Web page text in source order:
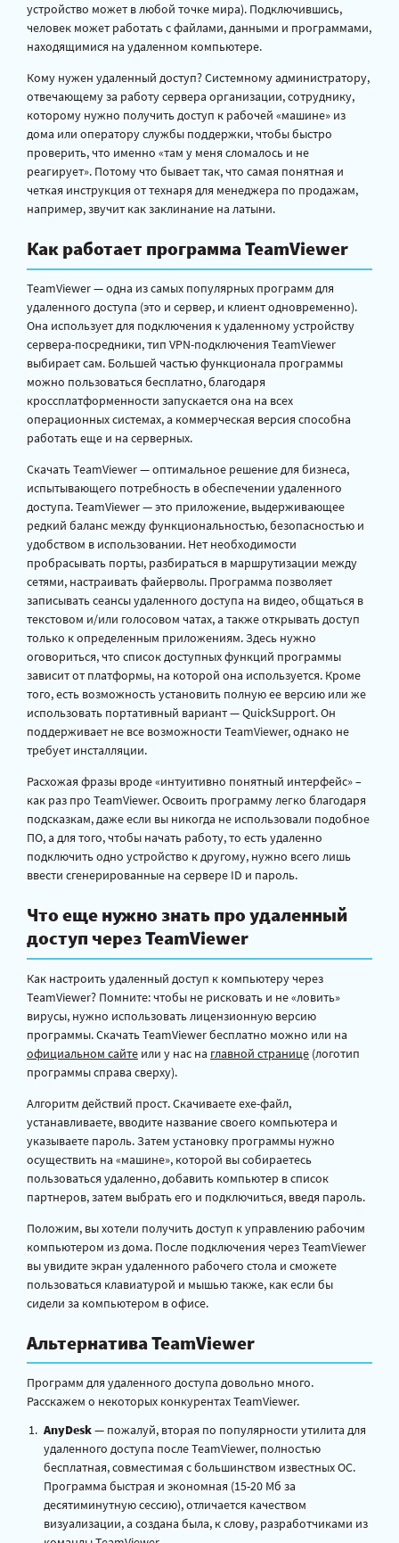
устройство может в любой точке мира). Подключившись,
человек может работать с файлами, данными и программами,
находящимися на удаленном компьютере.
Кому нужен удаленный доступ? Системному администратору,
отвечающему за работу сервера организации, сотруднику,
которому нужно получить доступ к рабочей «машине» из
дома или оператору службы поддержки, чтобы быстро
проверить, что именно «там у меня сломалось и не
реагирует». Потому что бывает так, что самая понятная и
четкая инструкция от технаря для менеджера по продажам,
например, звучит как заклинание на латыни.
Как работает программа TeamViewer
TeamViewer — одна из самых популярных программ для
удаленного доступа (это и сервер, и клиент одновременно).
Она использует для подключения к удаленному устройству
сервера-посредники, тип VPN-подключения TeamViewer
выбирает сам. Большей частью функционала программы
можно пользоваться бесплатно, благодаря
кроссплатформенности запускается она на всех
операционных системах, а коммерческая версия способна
работать еще и на серверных.
Скачать TeamViewer — оптимальное решение для бизнеса,
испытывающего потребность в обеспечении удаленного
доступа. TeamViewer — это приложение, выдерживающее
редкий баланс между функциональностью, безопасностью и
удобством в использовании. Нет необходимости
пробрасывать порты, разбираться в маршрутизации между
сетями, настраивать файерволы. Программа позволяет
записывать сеансы удаленного доступа на видео, общаться в
текстовом и/или голосовом чатах, а также открывать доступ
только к определенным приложениям. Здесь нужно
оговориться, что список доступных функций программы
зависит от платформы, на которой она используется. Кроме
того, есть возможность установить полную ее версию или же
использовать портативный вариант — QuickSupport. Он
поддерживает не все возможности TeamViewer, однако не
требует инсталляции.
Расхожая фразы вроде «интуитивно понятный интерфейс» –
как раз про TeamViewer. Освоить программу легко благодаря
подсказкам, даже если вы никогда не использовали подобное
ПО, а для того, чтобы начать работу, то есть удаленно
подключить одно устройство к другому, нужно всего лишь
ввести сгенерированные на сервере ID и пароль.
Что еще нужно знать про удаленный
доступ через TeamViewer
Как настроить удаленный доступ к компьютеру через
TeamViewer? Помните: чтобы не рисковать и не «ловить»
вирусы, нужно использовать лицензионную версию
программы. Скачать TeamViewer бесплатно можно или на
официальном сайте или у нас на главной странице (логотип
программы справа сверху).
Алгоритм действий прост. Скачиваете exe-файл,
устанавливаете, вводите название своего компьютера и
указываете пароль. Затем установку программы нужно
осуществить на «машине», которой вы собираетесь
пользоваться удаленно, добавить компьютер в список
партнеров, затем выбрать его и подключиться, введя пароль.
Положим, вы хотели получить доступ к управлению рабочим
компьютером из дома. После подключения через TeamViewer
вы увидите экран удаленного рабочего стола и сможете
пользоваться клавиатурой и мышью также, как если бы
сидели за компьютером в офисе.
Альтернатива TeamViewer
Программ для удаленного доступа довольно много.
Расскажем о некоторых конкурентах TeamViewer.
AnyDesk— пожалуй, вторая по популярности утилита для
удаленного доступа после TeamViewer, полностью
бесплатная, совместимая с большинством известных ОС.
Программа быстрая и экономная (15-20 Мб за
десятиминутную сессию), отличается качеством
визуализации, а создана была, к слову, разработчиками из